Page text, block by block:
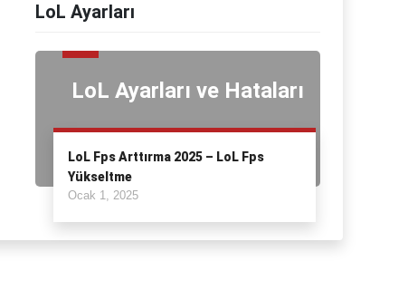
LoL Ayarları
LoL Ayarları ve Hataları
LoL Fps Arttırma 2025 – LoL Fps
Yükseltme
Ocak 1, 2025